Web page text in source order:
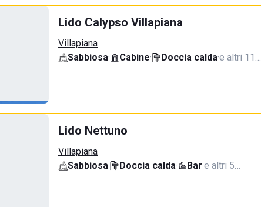
Lido Calypso Villapiana
Villapiana
Sabbiosa· Cabine· Doccia calda·e altri 11…
Lido Nettuno
Villapiana
Sabbiosa· Doccia calda· Bar·e altri 5…